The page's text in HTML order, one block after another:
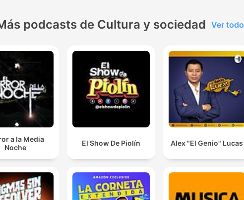
podcasts de Cultura y sociedad Ver todo
a la Media
Noche
El Show De Piolín Alex "El Genio" Lucas